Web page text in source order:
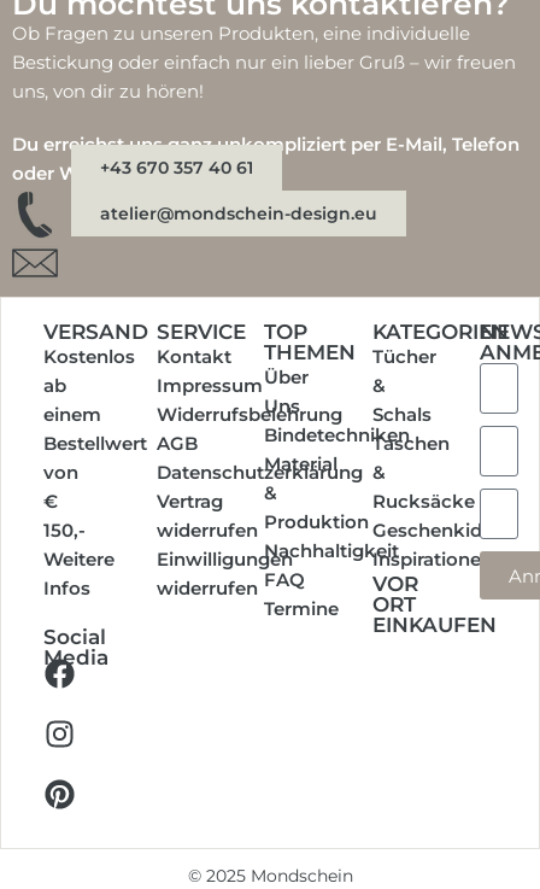
Ob Fragen zu unseren Produkten, eine individuelle
Bestickung oder einfach nur ein lieber Gruß – wir freuen
uns, von dir zu hören!
Du erreichst uns ganz unkompliziert per E-Mail, Telefon
oder WhatsApp:+43 670 357 40 61
atelier@mondschein-design.eu
VERSAND
Kostenlos
ab
einem
Bestellwert
von
€
150,-
Weitere
Infos
Social
Media
SERVICE
Kontakt
Impressum
Widerrufsbelehrung
AGB
Datenschutzerklärung
Vertrag
widerrufen
Einwilligungen
widerrufen
TOP
THEMEN
Über
Uns
Bindetechniken
Material
&
Produktion
Nachhaltigkeit
FAQ
Termine
KATEGORIEN
Tücher
&
Schals
Taschen
&
Rucksäcke
Geschenkideen
Inspirationen
VOR
ORT
EINKAUFEN
© 2025 Mondschein